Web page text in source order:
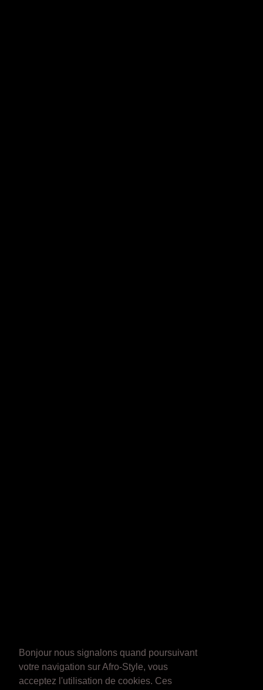
Bonjour nous signalons quand poursuivant
votre navigation sur Afro-Style, vous
acceptez l'utilisation de cookies. Ces